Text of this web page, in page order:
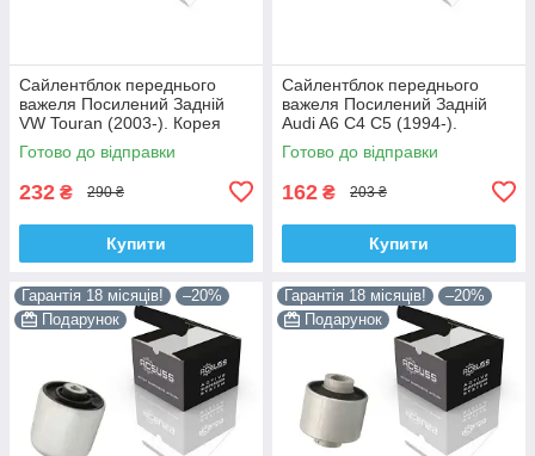
Сайлентблок переднього
важеля Посилений Задній
VW Touran (2003-). Корея
ACSUSS! 34559 , JBU602 ,
VKDS331037
Готово до відправки
232 ₴ 290 ₴
Купити
Сайлентблок переднього
важеля Посилений Задній
Audi A6 C4 C5 (1994-).
Верхній. Корея ACSUSS!
35379 , JBU138 , TD1062W
Готово до відправки
162 ₴ 203 ₴
Купити
Гарантія 18 місяців!
–20%
Подарунок
Гарантія 18 місяців!
–20%
Подарунок